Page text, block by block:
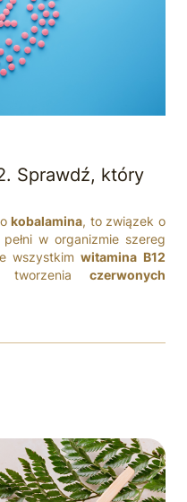
Sprawdź, który
kobalamina, to związek o
w organizmie szereg
wszystkim witamina B12
czerwonych